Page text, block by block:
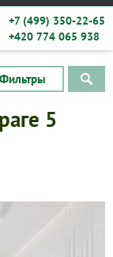
+7 (499) 350-22-65
+420 774 065 938
Фильтры
5